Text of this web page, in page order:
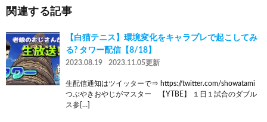
関連する記事
【白猫テニス】環境変化をキャラプレで起こしてみ
る? タワー配信【8/18】
2023.08.19 2023.11.05更新
生配信通知はツイッターで⇒ https://twitter.com/showatami
つぶやきおやじがマスター 【YTBE】 １日１試合のダブル
ス参[…]